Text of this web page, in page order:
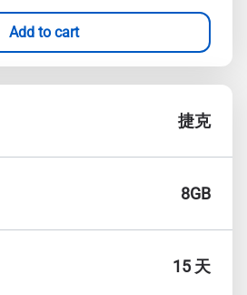
Add to cart
捷克
8GB
15 天